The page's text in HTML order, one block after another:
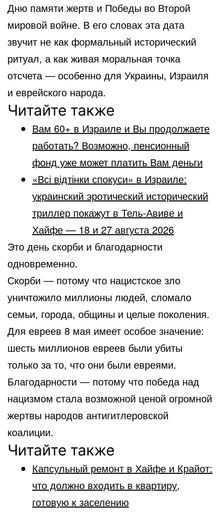
Дню памяти жертв и Победы во Второй
мировой войне. В его словах эта дата
звучит не как формальный исторический
ритуал, а как живая моральная точка
отсчета — особенно для Украины, Израиля
и еврейского народа.
Читайте также
Вам 60+ в Израиле и Вы продолжаете
работать? Возможно, пенсионный
фонд уже может платить Вам деньги
«Всі відтінки спокуси» в Израиле:
украинский эротический исторический
триллер покажут в Тель-Авиве и
Хайфе — 18 и 27 августа 2026
Это день скорби и благодарности
одновременно.
Скорби — потому что нацистское зло
уничтожило миллионы людей, сломало
семьи, города, общины и целые поколения.
Для евреев 8 мая имеет особое значение:
шесть миллионов евреев были убиты
только за то, что они были евреями.
Благодарности — потому что победа над
нацизмом стала возможной ценой огромной
жертвы народов антигитлеровской
коалиции.
Читайте также
Капсульный ремонт в Хайфе и Крайот:
что должно входить в квартиру,
готовую к заселению